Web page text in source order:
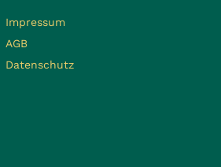
Impressum
AGB
Datenschutz